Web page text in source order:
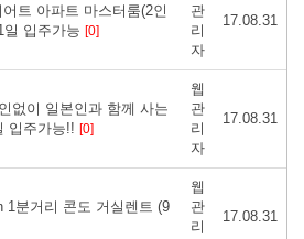
트 아파트 마스터룸(2인
일 입주가능 [0]
관
리
자
17.08.31
없이 일본인과 함께 사는
입주가능!! [0]
웹
관
리
자
17.08.31
1분거리 콘도 거실렌트 (9
웹
관
리
17.08.31